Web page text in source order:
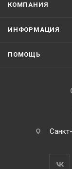
КОМПАНИЯ
ИНФОРМАЦИЯ
ПОМОЩЬ